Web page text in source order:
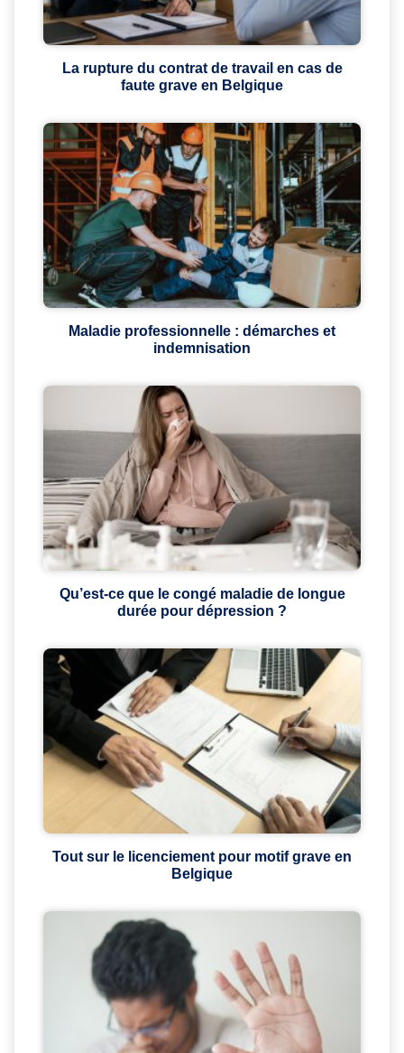
La rupture du contrat de travail en cas de
faute grave en Belgique
Maladie professionnelle : démarches et
indemnisation
Qu’est-ce que le congé maladie de longue
durée pour dépression ?
Tout sur le licenciement pour motif grave en
Belgique